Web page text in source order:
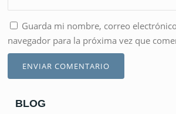
Guarda mi nombre, correo
navegador para la próxima vez que
BLOG